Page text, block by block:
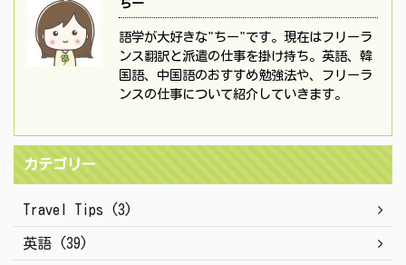
ちー
語学が大好きな"ちー"です。現在はフリーラ
ンス翻訳と派遣の仕事を掛け持ち。英語、韓
国語、中国語のおすすめ勉強法や、フリーラ
ンスの仕事について紹介していきます。
カテゴリー
Travel Tips (3)
英語 (39)